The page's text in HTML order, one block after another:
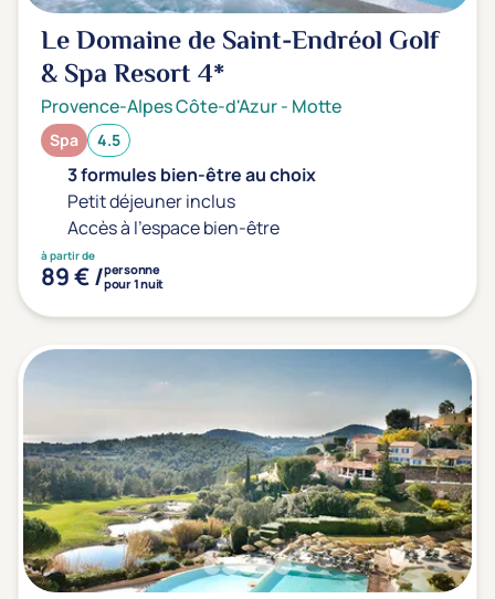
Le Domaine de Saint-Endréol Golf
& Spa Resort4*
Provence-Alpes Côte-d'Azur- Motte
Spa 4.5
3 formules bien-être au choix
Petit déjeuner inclus
Accès à l'espace bien-être
à partir de
89 € /personne
pour 1 nuit